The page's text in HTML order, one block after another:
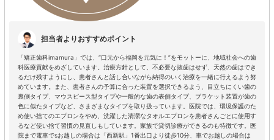
担当者よりおすすめポイント
「矯正歯科imamura」では、“口元から福岡を元気に！”をモットーに、地域社会への歯
科医療貢献をめざしています。治療方針として、不必要な抜歯はせず、天然の歯はでき
るだけ残すようにし、患者さんと話し合いながら納得のいく治療を一緒に行えるよう努
めています。また、患者さんの予算に合った装置を選択できるよう、目立ちにくい歯の
裏側タイプ、マウスピース型タイプや一般的な歯の表側タイプ、ブラケット装置が歯の
色に似たタイプなど、さまざまなタイプを取り扱っています。医院では、環境保護のた
め使い捨てのエプロンをやめ、洗濯した清潔なタオルエプロンを患者さんごとに使用す
るなど使い捨て習慣の見直しもしています。家族で貸切診療ができるのも特徴です。医
院まで電車でsお越しの場合は「西新駅」1番出口より徒歩10分、車でお越しの場合は